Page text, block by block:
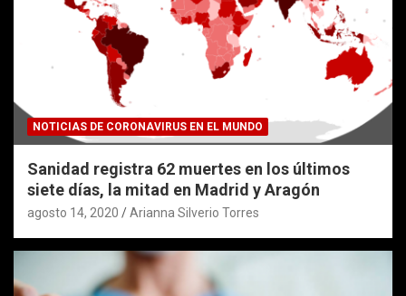
NOTICIAS DE CORONAVIRUS EN EL MUNDO
Sanidad registra 62 muertes en los últimos
siete días, la mitad en Madrid y Aragón
agosto 14, 2020 Arianna Silverio Torres